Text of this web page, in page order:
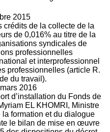
2015
crédits de la collecte de la
de 0,016% au titre de la
syndicales de
professionnelles
et interprofessionnel
professionnelles (article R.
du travail).
mars 2016
d’installation du Fonds de
EL KHOMRI, Ministre
la formation et du dialogue
le bilan de mise en œuvre